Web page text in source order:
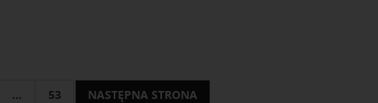
... 53 NASTĘPNA STRONA